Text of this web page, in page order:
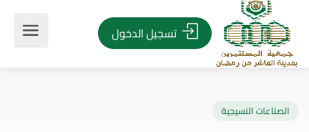
تسجيل الدخول